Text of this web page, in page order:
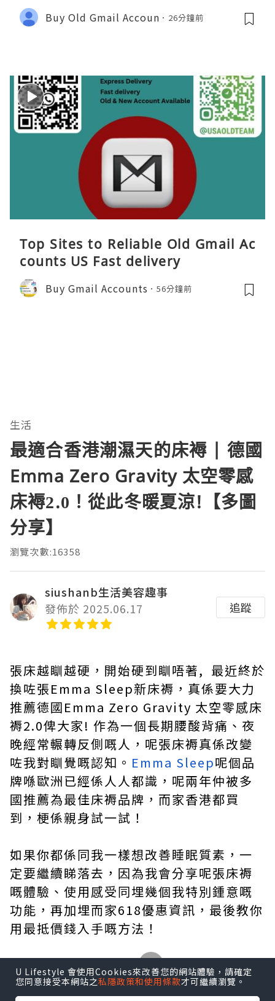
Buy Old Gmail Accoun 26分鐘前
Top Sites to Reliable Old Gmail Ac
counts US Fast delivery
Buy Gmail Accounts 56分鐘前
生活
最適合香港潮濕天的床褥 | 德國
Emma Zero Gravity 太空零感
床褥2.0！從此冬暖夏涼!【多圖
分享】
瀏覽次數:16358
siushanb生活美容趣事
發佈於 2025.06.17
追蹤
張床越瞓越硬，開始硬到瞓唔著, 最近終於
換咗張Emma Sleep新床褥，真係要大力
推薦德國Emma Zero Gravity 太空零感床
褥2.0俾大家! 作為一個長期腰酸背痛、夜
晚經常輾轉反側嘅人，呢張床褥真係改變
咗我對瞓覺嘅認知。 Emma Sleep呢個品
牌喺歐洲已經係人人都識，呢兩年仲被多
國推薦為最佳床褥品牌，而家香港都買
到，梗係親身試一試！
如果你都係同我一樣想改善睡眠質素，一
定要繼續睇落去，因為我會分享呢張床褥
嘅體驗、使用感受同埋幾個我特別鍾意嘅
功能，再加埋而家618優惠資訊，最後教你
用最抵價錢入手嘅方法！
U Lifestyle 會使用Cookies來改善您的網站體驗，請確定
您同意接受本網站之私隱政策和使用條款才可繼續瀏覽。